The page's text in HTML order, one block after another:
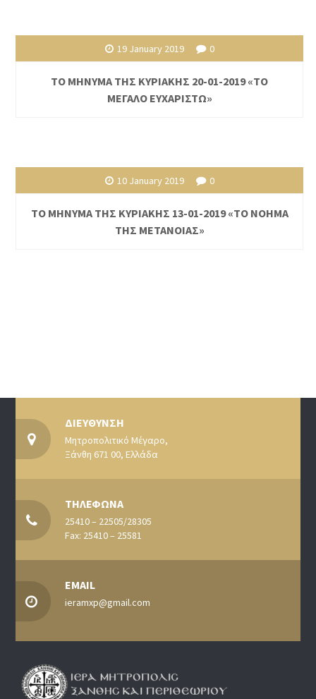
19 January 2019 0
ΤΟ ΜΗΝΥΜΑ ΤΗΣ ΚΥΡΙΑΚΗΣ 20-01-2019 «ΤΟ
ΜΕΓΑΛΟ ΕΥΧΑΡΙΣΤΩ»
10 January 2019 0
ΤΟ ΜΗΝΥΜΑ ΤΗΣ ΚΥΡΙΑΚΗΣ 13-01-2019 «ΤΟ ΝΟΗΜΑ
ΤΗΣ ΜΕΤΑΝΟΙΑΣ»
ΔΙΕΥΘΥΝΣΗ
Μητροπολιτικό Μέγαρο,
Ξάνθη 671 00, Ελλάδα
ΤΗΛΕΦΩΝΑ
25410 – 22505/28305
Fax: 25410 – 25581
EMAIL
ieramxp@gmail.com